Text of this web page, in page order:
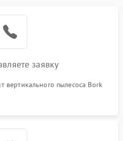
заявку
вертикального пылесоса Bork